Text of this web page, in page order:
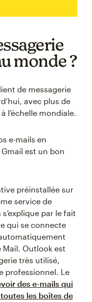
monde ?
de messagerie
avec plus de
l’échelle mondiale.
e-mails en
est un bon
préinstallée sur
service de
par le fait
qui se connecte
Mail. Outlook est
très utilisé,
professionnel. Le
des e-mails qui
les boîtes de